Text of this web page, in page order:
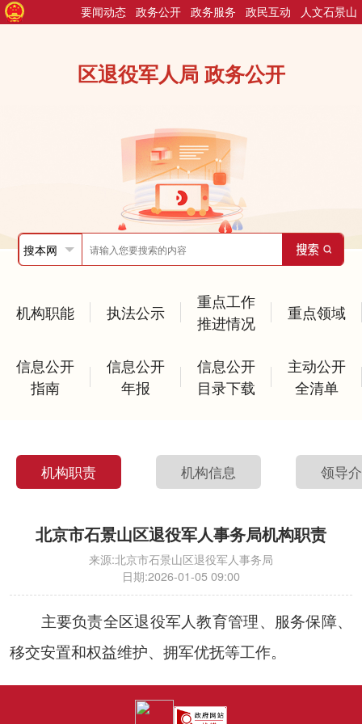
人文石景山
政民互动
政务服务
政务公开
要闻动态
区退役军人局 政务公开
机构职能 执法公示
重点工作
推进情况
重点领域
信息公开
指南
信息公开
年报
信息公开
目录下载
主动公开
全清单
机构职责 机构信息 领导
北京市石景山区退役军人事务局机构职责
来源:北京市石景山区退役军人事务局
日期:2026-01-05 09:00
主要负责全区退役军人教育管理、服务保障、
移交安置和权益维护、拥军优抚等工作。